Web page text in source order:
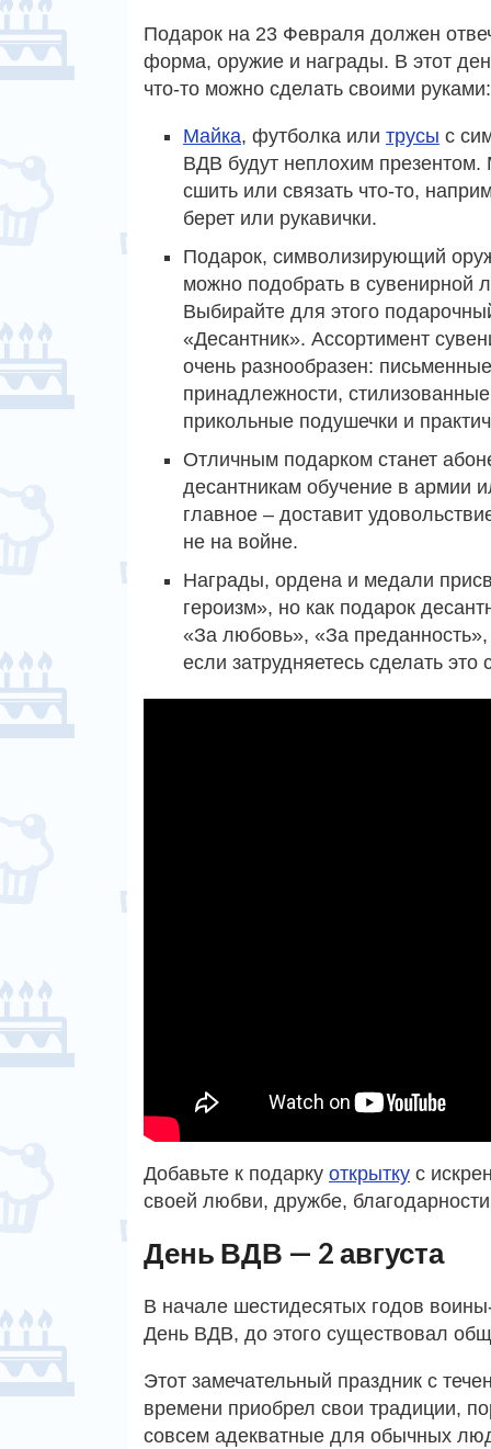
Подарок на 23 Февраля должен
форма, оружие и награды. В этот
что-то можно сделать своими руками:
Майка, футболка или трусы с
ВДВ будут неплохим
сшить или связать что-то,
берет или рукавички.
Подарок, символизирующий
можно подобрать в сувенирной
Выбирайте для этого
«Десантник». Ассортимент
очень разнообразен: письменные
принадлежности,
прикольные подушечки и
Отличным подарком станет
десантникам обучение в армии
главное – доставит
не на войне.
Награды, ордена и медали
героизм», но как подарок
«За любовь», «За
если затрудняетесь сделать
Добавьте к подарку открытку с
своей любви, дружбе,
День ВДВ — 2 августа
В начале шестидесятых годов
День ВДВ, до этого существовал
Этот замечательный праздник с
времени приобрел свои традиции,
совсем адекватные для обычных